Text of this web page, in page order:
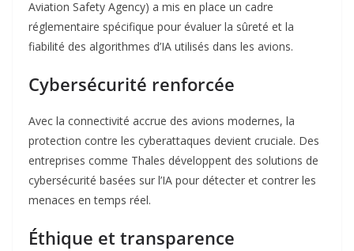
Aviation Safety Agency) a mis en place un cadre
réglementaire spécifique pour évaluer la sûreté et la
fiabilité des algorithmes d’IA utilisés dans les avions.
Cybersécurité renforcée
Avec la connectivité accrue des avions modernes, la
protection contre les cyberattaques devient cruciale. Des
entreprises comme Thales développent des solutions de
cybersécurité basées sur l’IA pour détecter et contrer les
menaces en temps réel.
Éthique et transparence